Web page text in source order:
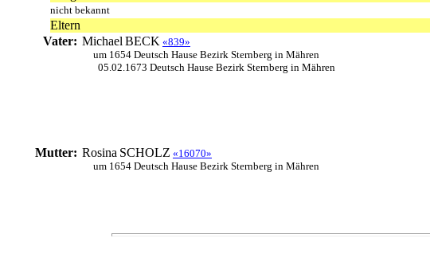
nicht bekannt
Eltern
Vater: Michael BECK «839»
um 1654 Deutsch Hause Bezirk Sternberg in Mähren
05.02.1673 Deutsch Hause Bezirk Sternberg in Mähren
Mutter: Rosina SCHOLZ «16070»
um 1654 Deutsch Hause Bezirk Sternberg in Mähren